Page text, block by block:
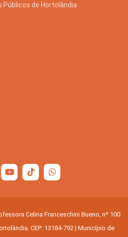
de Hortolândia
Celina Franceschini Bueno, nº 100
CEP: 13184-792 | Município de